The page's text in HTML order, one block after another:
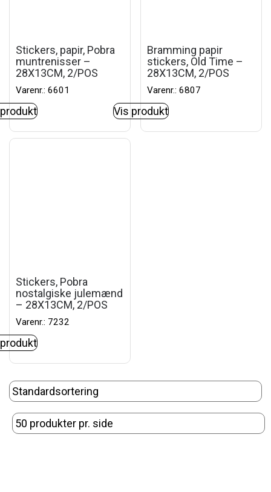
Stickers, papir, Pobra
muntrenisser –
28X13CM, 2/POS
Varenr.: 6601
Bramming papir
stickers, Old Time –
28X13CM, 2/POS
Varenr.: 6807
Vis produkt
Stickers, Pobra
nostalgiske julemænd
– 28X13CM, 2/POS
Varenr.: 7232